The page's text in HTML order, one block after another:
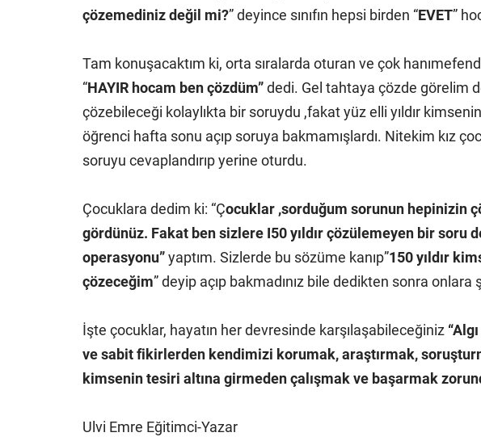
çözemediniz değil mi?” deyince sınıfın hepsi birden “EVET”
Tam konuşacaktım ki, orta sıralarda oturan ve çok
“HAYIR hocam ben çözdüm”dedi. Gel tahtaya çözde görelim
çözebileceği kolaylıkta bir soruydu ,fakat yüz elli yıldır
öğrenci hafta sonu açıp soruya bakmamışlardı. Nitekim kız
soruyu cevaplandırıp yerine oturdu.
Çocuklara dedim ki: “Çocuklar ,sorduğum sorunun hepinizin
gördünüz. Fakat ben sizlere I50 yıldır çözülemeyen bir soru
operasyonu”yaptım. Sizlerde bu sözüme kanıp”150 yıldır
çözeceğim” deyip açıp bakmadınız bile dedikten sonra onlara
İşte çocuklar, hayatın her devresinde karşılaşabileceğiniz
ve sabit fikirlerden kendimizi korumak, araştırmak,
kimsenin tesiri altına girmeden çalışmak ve başarmak
Ulvi Emre Eğitimci-Yazar